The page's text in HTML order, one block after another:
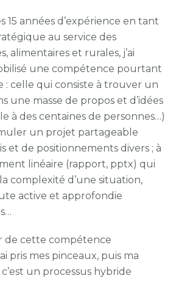
15 années d’expérience en tant
au service des
alimentaires et rurales, j’ai
une compétence pourtant
: celle qui consiste à trouver un
une masse de propos et d’idées
à des centaines de personnes…)
un projet partageable
et de positionnements divers ; à
linéaire (rapport, pptx) qui
complexité d’une situation,
active et approfondie
de cette compétence
pris mes pinceaux, puis ma
un processus hybride